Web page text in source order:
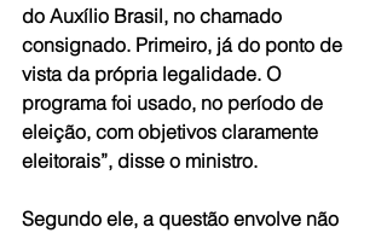
do Auxílio Brasil, no chamado
consignado. Primeiro, já do ponto de
vista da própria legalidade. O
programa foi usado, no período de
eleição, com objetivos claramente
eleitorais”, disse o ministro.
Segundo ele, a questão envolve não